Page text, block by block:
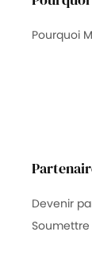
Pourquoi
Devenir